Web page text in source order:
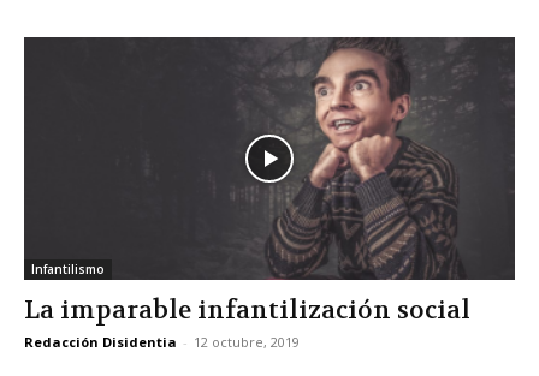
Infantilismo
La imparable infantilización social
Redacción Disidentia - 12 octubre, 2019